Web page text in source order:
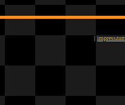
|